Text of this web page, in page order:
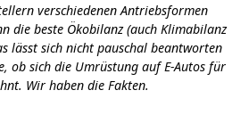
verschiedenen Antriebsformen
die beste Ökobilanz (auch Klimabilanz
lässt sich nicht pauschal beantworten
ob sich die Umrüstung auf E-Autos für
Wir haben die Fakten.